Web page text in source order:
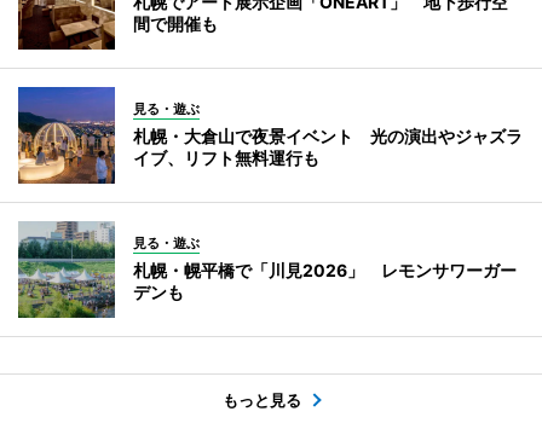
間で開催も
見る・遊ぶ
札幌・大倉山で夜景イベント 光の演出やジャズラ
イブ、リフト無料運行も
見る・遊ぶ
札幌・幌平橋で「川見2026」 レモンサワーガー
デンも
もっと見る